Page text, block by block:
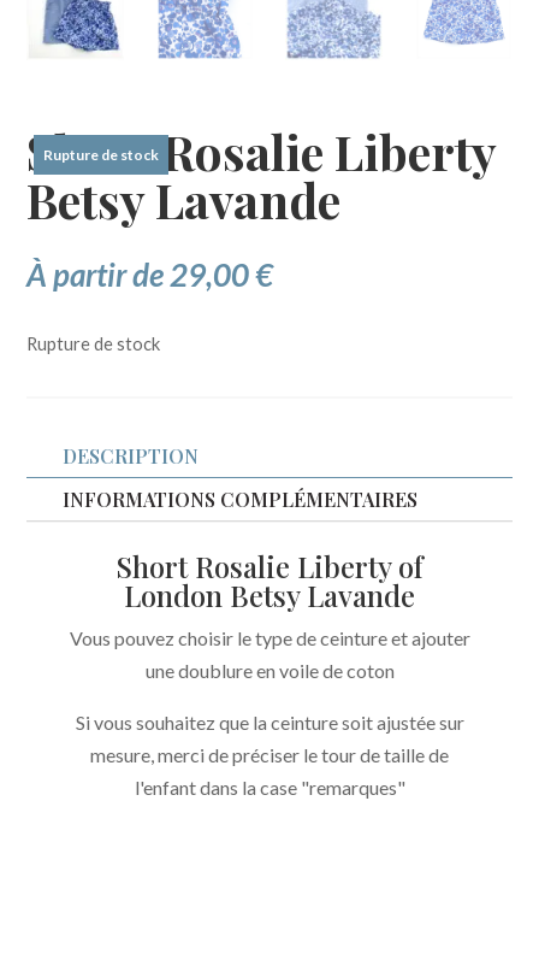
Short Rosalie Liberty
Betsy Lavande
À partir de29,00€
Rupture de stock
Rupture de stock
DESCRIPTION
INFORMATIONS COMPLÉMENTAIRES
Short Rosalie Liberty of
London Betsy Lavande
Vous pouvez choisir le type de ceinture et ajouter
une doublure en voile de coton
Si vous souhaitez que la ceinture soit ajustée sur
mesure, merci de préciser le tour de taille de
l'enfant dans la case "remarques"